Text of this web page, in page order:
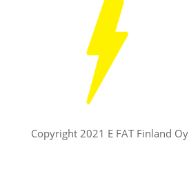
Copyright 2021 E FAT Finland Oy